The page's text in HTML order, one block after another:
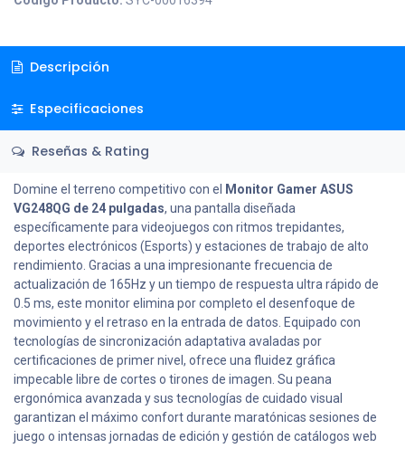
Descripción
Especificaciones
Reseñas & Rating
Domine el terreno competitivo con el
Monitor Gamer ASUS
VG248QG de 24 pulgadas, una pantalla diseñada
específicamente para videojuegos con ritmos trepidantes,
deportes electrónicos (Esports) y estaciones de trabajo de alto
rendimiento. Gracias a una impresionante frecuencia de
actualización de 165Hz y un tiempo de respuesta ultra rápido de
0.5 ms, este monitor elimina por completo el desenfoque de
movimiento y el retraso en la entrada de datos. Equipado con
tecnologías de sincronización adaptativa avaladas por
certificaciones de primer nivel, ofrece una fluidez gráfica
impecable libre de cortes o tirones de imagen. Su peana
ergonómica avanzada y sus tecnologías de cuidado visual
garantizan el máximo confort durante maratónicas sesiones de
juego o intensas jornadas de edición y gestión de catálogos web